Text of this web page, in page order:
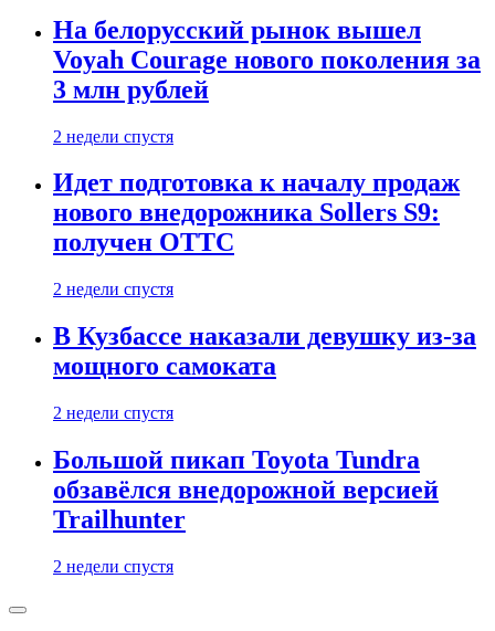
На белорусский рынок вышел
Voyah Courage нового поколения за
3 млн рублей
2 недели спустя
Идет подготовка к началу продаж
нового внедорожника Sollers S9:
получен ОТТС
2 недели спустя
В Кузбассе наказали девушку из-за
мощного самоката
2 недели спустя
Большой пикап Toyota Tundra
обзавёлся внедорожной версией
Trailhunter
2 недели спустя